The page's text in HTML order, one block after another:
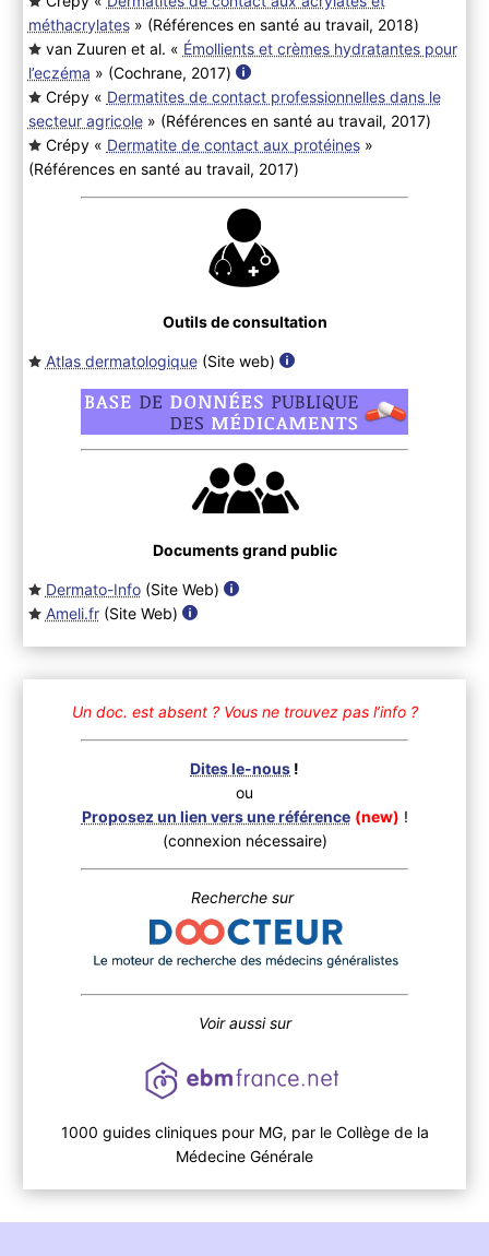
méthacrylates» (Références en santé au travail, 2018)
van Zuuren et al. « Émollients et crèmes hydratantes pour
l’eczéma » (Cochrane, 2017)
Crépy « Dermatites de contact professionnelles dans le
secteur agricole» (Références en santé au travail, 2017)
Crépy « Dermatite de contact aux protéines»
(Références en santé au travail, 2017)
Outils de consultation
Atlas dermatologique(Site web)
Documents grand public
Dermato-Info(Site Web)
Ameli.fr(Site Web)
Un doc. est absent ? Vous ne trouvez pas l’info ?
Dites le-nous !
ou
Proposez un lien vers une référence (new) !
(connexion nécessaire)
Recherche sur
Voir aussi sur
1000 guides cliniques pour MG, par le Collège de la
Médecine Générale